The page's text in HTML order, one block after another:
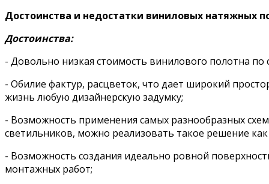
Достоинства и недостатки виниловых натяжных
Достоинства:
- Довольно низкая стоимость винилового полотна
- Обилие фактур, расцветок, что дает широкий
жизнь любую дизайнерскую задумку;
- Возможность применения самых разнообразных
светильников, можно реализовать такое решение
- Возможность создания идеально ровной
монтажных работ;